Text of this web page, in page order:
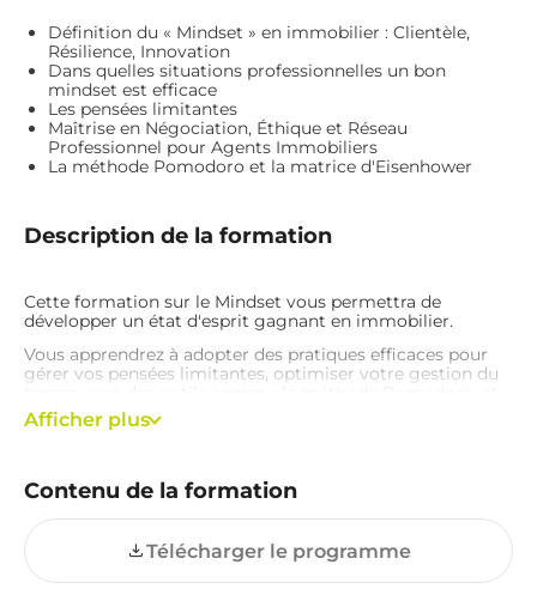
Définition du « Mindset » en immobilier : Clientèle,
Résilience, Innovation
Dans quelles situations professionnelles un bon
mindset est efficace
Les pensées limitantes
Maîtrise en Négociation, Éthique et Réseau
Professionnel pour Agents Immobiliers
La méthode Pomodoro et la matrice d'Eisenhower
Description de la formation
Cette formation sur le Mindset vous permettra de
développer un état d'esprit gagnant en immobilier.
Vous apprendrez à adopter des pratiques efficaces pour
gérer vos pensées limitantes, optimiser votre gestion du
exceller dans la négociation tout en maintenant une
éthique irréprochable.
résiliente, vous renforcez votre impact auprès de vos
clients et votre succès dans un marché compétitif.
Afficher plus
Contenu de la formation
Télécharger le programme